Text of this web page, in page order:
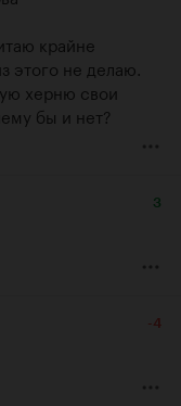
крайне
этого не делаю.
херню свои
бы и нет?
3
-4